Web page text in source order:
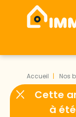
Accueil Nos
Cette
à